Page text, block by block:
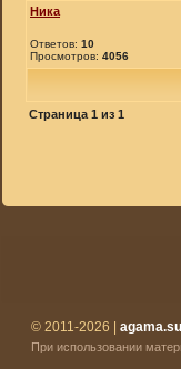
Ника
Ответов: 10
Просмотров: 4056
Страница 1 из 1
© 2011-2026 | agama.su
При использовании